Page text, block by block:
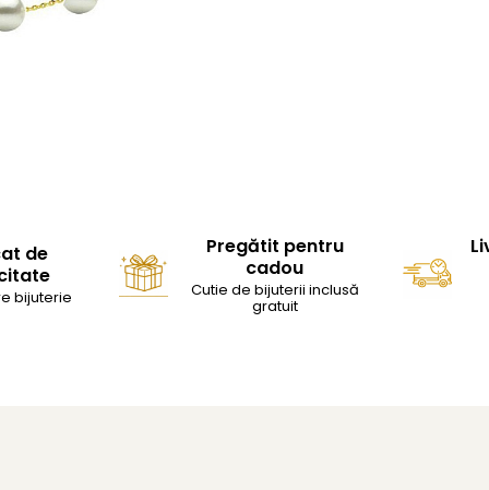
de
bijuterie
Pregătit pentru
cadou
Cutie de bijuterii inclusă
gratuit